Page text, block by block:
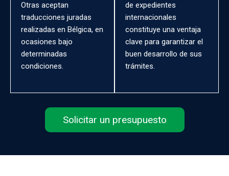
Otras aceptan
traducciones juradas
realizadas en Bélgica, en
ocasiones bajo
determinadas
condiciones.
de expedientes
internacionales
constituye una ventaja
clave para garantizar el
buen desarrollo de sus
trámites.
Solicitar un presupuesto